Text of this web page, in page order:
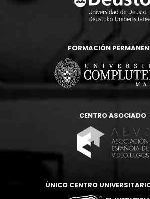
FORMACIÓN
CENTRO ASOCIADO
ÚNICO CENTRO